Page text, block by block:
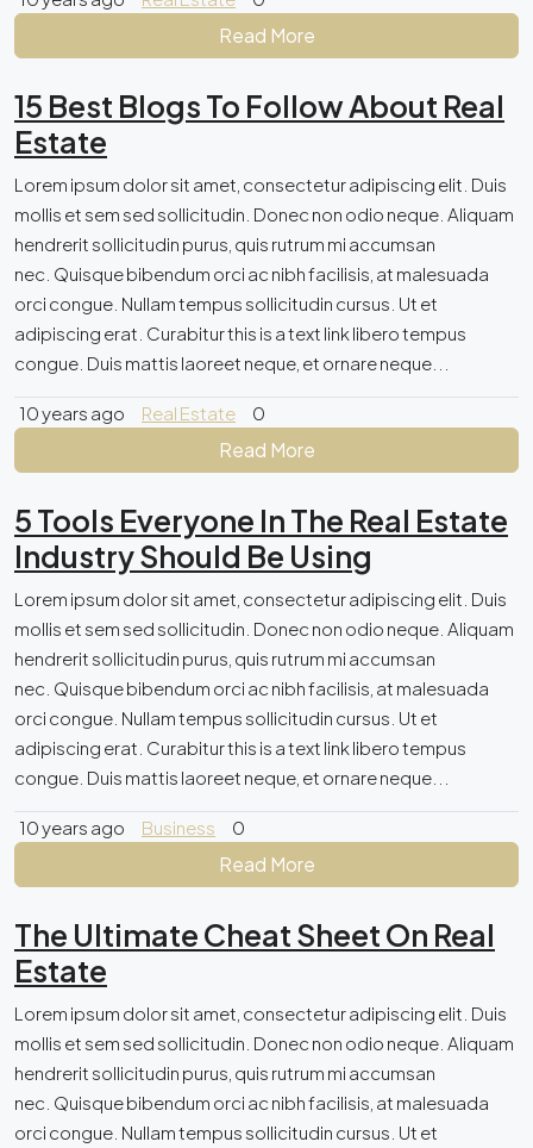
Read More
15 Best Blogs To Follow About Real
Estate
Lorem ipsum dolor sit amet, consectetur adipiscing elit. Duis
mollis et sem sed sollicitudin. Donec non odio neque. Aliquam
hendrerit sollicitudin purus, quis rutrum mi accumsan
nec. Quisque bibendum orci ac nibh facilisis, at malesuada
orci congue. Nullam tempus sollicitudin cursus. Ut et
adipiscing erat. Curabitur this is a text link libero tempus
congue. Duis mattis laoreet neque, et ornare neque...
10 years ago Real Estate 0
Read More
5 Tools Everyone In The Real Estate
Industry Should Be Using
Lorem ipsum dolor sit amet, consectetur adipiscing elit. Duis
mollis et sem sed sollicitudin. Donec non odio neque. Aliquam
hendrerit sollicitudin purus, quis rutrum mi accumsan
nec. Quisque bibendum orci ac nibh facilisis, at malesuada
orci congue. Nullam tempus sollicitudin cursus. Ut et
adipiscing erat. Curabitur this is a text link libero tempus
congue. Duis mattis laoreet neque, et ornare neque...
10 years ago Business 0
Read More
The Ultimate Cheat Sheet On Real
Estate
Lorem ipsum dolor sit amet, consectetur adipiscing elit. Duis
mollis et sem sed sollicitudin. Donec non odio neque. Aliquam
hendrerit sollicitudin purus, quis rutrum mi accumsan
nec. Quisque bibendum orci ac nibh facilisis, at malesuada
orci congue. Nullam tempus sollicitudin cursus. Ut et